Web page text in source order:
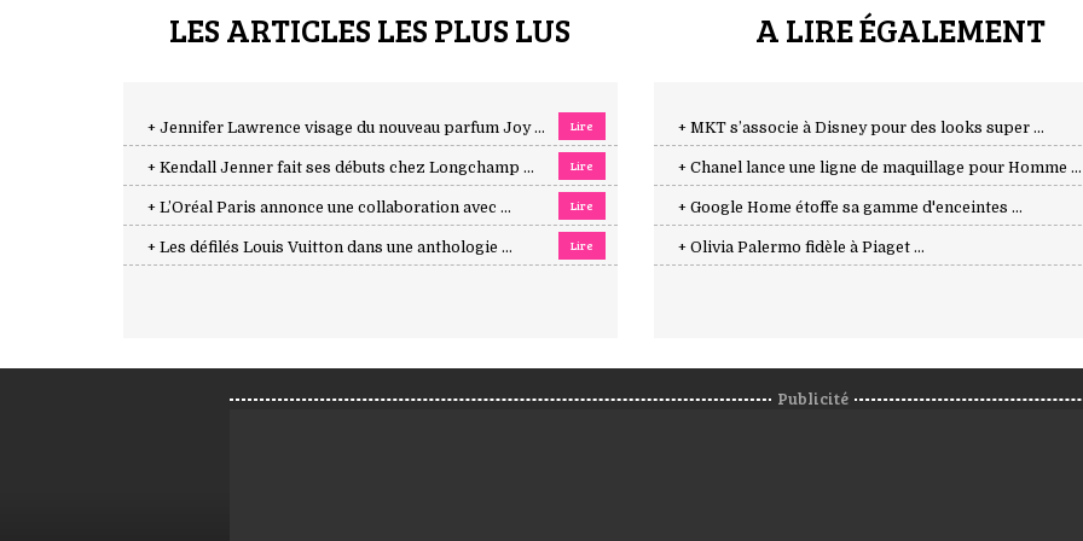
LES ARTICLES LES PLUS LUS
+ Jennifer Lawrence visage du nouveau parfum Joy ... Lire
+ Kendall Jenner fait ses débuts chez Longchamp ... Lire
+ L’Oréal Paris annonce une collaboration avec ... Lire
+ Les défilés Louis Vuitton dans une anthologie ... Lire
A LIRE ÉGALEMENT
+ MKT s’associe à Disney pour des looks super ...
+ Chanel lance une ligne de maquillage pour Homme ...
+ Google Home étoffe sa gamme d'enceintes ...
+ Olivia Palermo fidèle à Piaget ...
Publicité